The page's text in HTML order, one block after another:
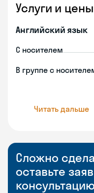
Услуги и цены
Английский язык
С носителем
В группе с
Читать дальше
Сложно
оставьте